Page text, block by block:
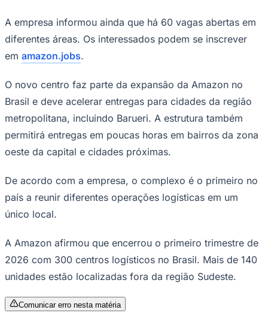
Bundesliga
Mundial 2026
Times - Ir direto
A empresa informou ainda que há 60 vagas abertas em
diferentes áreas. Os interessados podem se inscrever
em amazon.jobs.
O novo centro faz parte da expansão da Amazon no
Brasil e deve acelerar entregas para cidades da região
metropolitana, incluindo Barueri. A estrutura também
permitirá entregas em poucas horas em bairros da zona
oeste da capital e cidades próximas.
De acordo com a empresa, o complexo é o primeiro no
país a reunir diferentes operações logísticas em um
único local.
A Amazon afirmou que encerrou o primeiro trimestre de
2026 com 300 centros logísticos no Brasil. Mais de 140
unidades estão localizadas fora da região Sudeste.
Comunicar erro nesta matéria